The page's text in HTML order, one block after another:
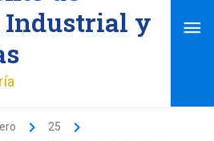
y
25